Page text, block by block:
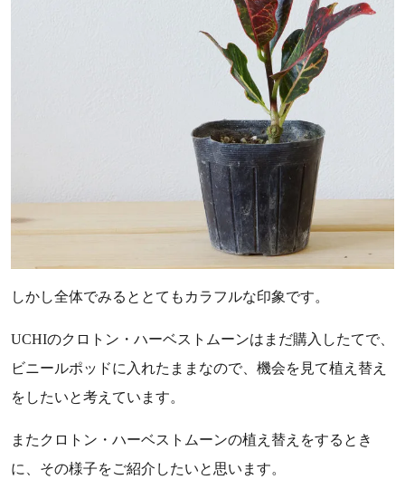
しかし全体でみるととてもカラフルな印象です。
UCHIのクロトン・ハーベストムーンはまだ購入したてで、
ビニールポッドに入れたままなので、機会を見て植え替え
をしたいと考えています。
またクロトン・ハーベストムーンの植え替えをするとき
に、その様子をご紹介したいと思います。